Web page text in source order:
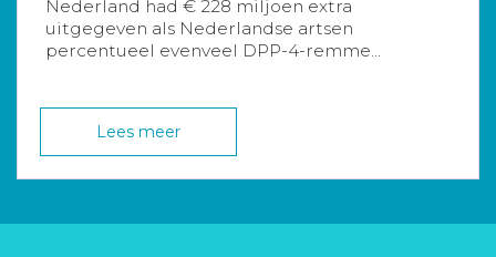
Nederland had € 228 miljoen extra
uitgegeven als Nederlandse artsen
percentueel evenveel DPP-4-remme...
Lees meer